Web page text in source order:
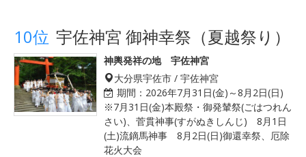
10位 宇佐神宮 御神幸祭（夏越祭り）
神輿発祥の地 宇佐神宮
大分県宇佐市 / 宇佐神宮
期間： 2026年7月31日(金)～8月2日(日)
※7月31日(金)本殿祭・御発輦祭(ごはつれん
さい)、菅貫神事(すがぬきしんじ) 8月1日
(土)流鏑馬神事 8月2日(日)御還幸祭、厄除
花火大会